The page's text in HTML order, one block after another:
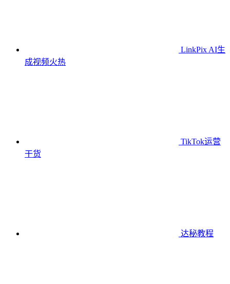
LinkPix AI生
成视频火热
TikTok运营
干货
达秘教程